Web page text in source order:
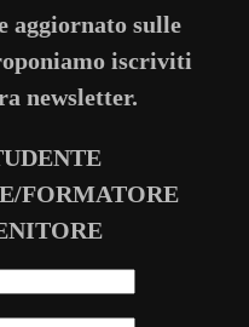
aggiornato sulle
iscriviti
newsletter.
FORMATORE